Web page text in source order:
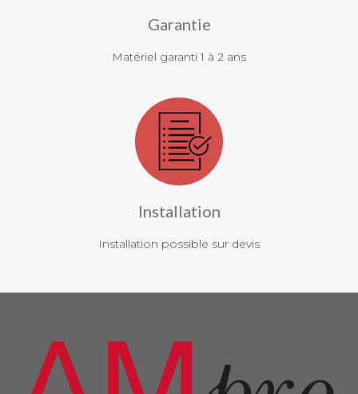
Garantie
Matériel garanti 1 à 2 ans
Installation
Installation possible sur devis